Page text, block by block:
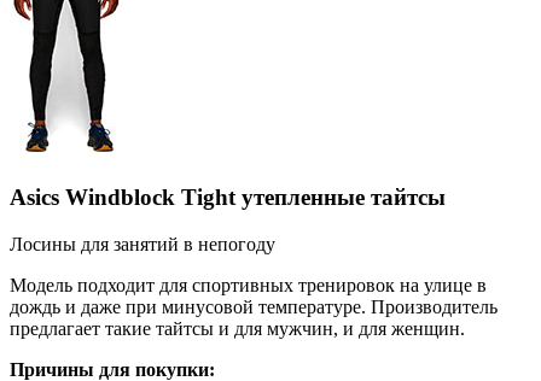
Asics Windblock Tight утепленные тайтсы
Лосины для занятий в непогоду
Модель подходит для спортивных тренировок на улице в
дождь и даже при минусовой температуре. Производитель
предлагает такие тайтсы и для мужчин, и для женщин.
Причины для покупки: